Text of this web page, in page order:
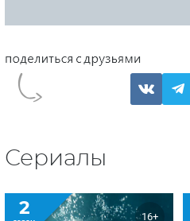
Сериалы
2 16+